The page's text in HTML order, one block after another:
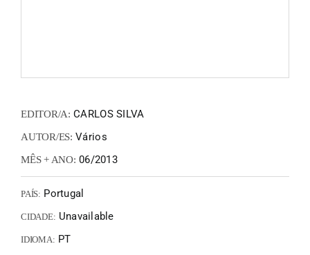
EDITOR/A: CARLOS SILVA
AUTOR/ES: Vários
MÊS + ANO: 06/2013
PAÍS: Portugal
CIDADE: Unavailable
IDIOMA: PT